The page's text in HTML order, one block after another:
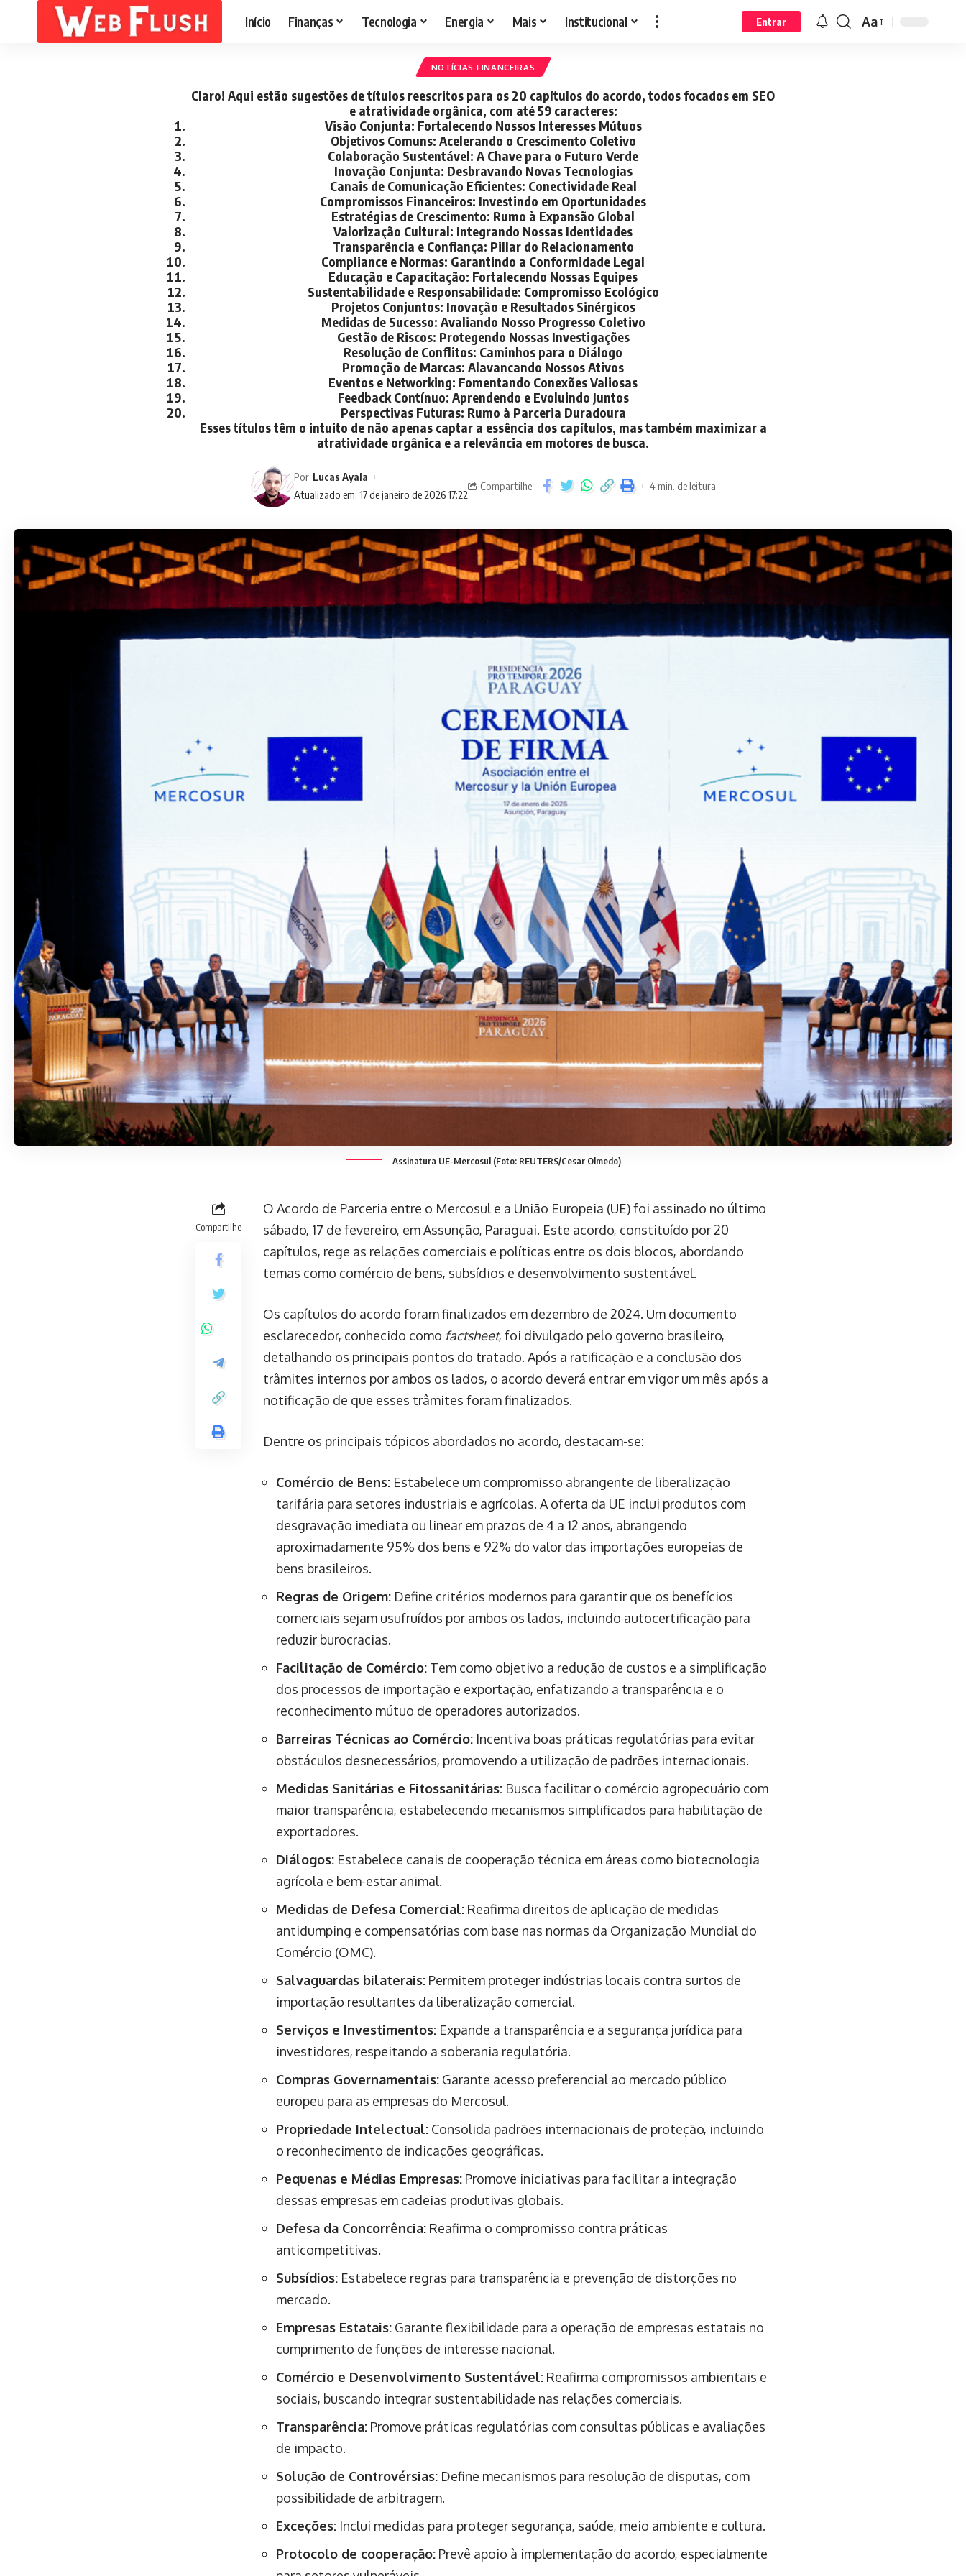
Início Finanças Tecnologia Energia Mais Institucional Entrar Aa
NOTÍCIAS FINANCEIRAS
Claro! Aqui estão sugestões de títulos reescritos para os 20 capítulos do acordo, todos focados em SEO
e atratividade orgânica, com até 59 caracteres:
Visão Conjunta: Fortalecendo Nossos Interesses Mútuos
Objetivos Comuns: Acelerando o Crescimento Coletivo
Colaboração Sustentável: A Chave para o Futuro Verde
Inovação Conjunta: Desbravando Novas Tecnologias
Canais de Comunicação Eficientes: Conectividade Real
Compromissos Financeiros: Investindo em Oportunidades
Estratégias de Crescimento: Rumo à Expansão Global
Valorização Cultural: Integrando Nossas Identidades
Transparência e Confiança: Pillar do Relacionamento
Compliance e Normas: Garantindo a Conformidade Legal
Educação e Capacitação: Fortalecendo Nossas Equipes
Sustentabilidade e Responsabilidade: Compromisso Ecológico
Projetos Conjuntos: Inovação e Resultados Sinérgicos
Medidas de Sucesso: Avaliando Nosso Progresso Coletivo
Gestão de Riscos: Protegendo Nossas Investigações
Resolução de Conflitos: Caminhos para o Diálogo
Promoção de Marcas: Alavancando Nossos Ativos
Eventos e Networking: Fomentando Conexões Valiosas
Feedback Contínuo: Aprendendo e Evoluindo Juntos
Perspectivas Futuras: Rumo à Parceria Duradoura
Esses títulos têm o intuito de não apenas captar a essência dos capítulos, mas também maximizar a
atratividade orgânica e a relevância em motores de busca.
Atualizado em: 17 de janeiro de 2026 17:22
Por Lucas Ayala
Compartilhe 4 min. de leitura
Assinatura UE-Mercosul (Foto: REUTERS/Cesar Olmedo)
Compartilhe
O Acordo de Parceria entre o Mercosul e a União Europeia (UE) foi assinado no último
sábado, 17 de fevereiro, em Assunção, Paraguai. Este acordo, constituído por 20
capítulos, rege as relações comerciais e políticas entre os dois blocos, abordando
temas como comércio de bens, subsídios e desenvolvimento sustentável.
Os capítulos do acordo foram finalizados em dezembro de 2024. Um documento
esclarecedor, conhecido como factsheet, foi divulgado pelo governo brasileiro,
detalhando os principais pontos do tratado. Após a ratificação e a conclusão dos
trâmites internos por ambos os lados, o acordo deverá entrar em vigor um mês após a
notificação de que esses trâmites foram finalizados.
Dentre os principais tópicos abordados no acordo, destacam-se:
Comércio de Bens: Estabelece um compromisso abrangente de liberalização
tarifária para setores industriais e agrícolas. A oferta da UE inclui produtos com
desgravação imediata ou linear em prazos de 4 a 12 anos, abrangendo
aproximadamente 95% dos bens e 92% do valor das importações europeias de
bens brasileiros.
Regras de Origem: Define critérios modernos para garantir que os benefícios
comerciais sejam usufruídos por ambos os lados, incluindo autocertificação para
reduzir burocracias.
Facilitação de Comércio: Tem como objetivo a redução de custos e a simplificação
dos processos de importação e exportação, enfatizando a transparência e o
reconhecimento mútuo de operadores autorizados.
Barreiras Técnicas ao Comércio: Incentiva boas práticas regulatórias para evitar
obstáculos desnecessários, promovendo a utilização de padrões internacionais.
Medidas Sanitárias e Fitossanitárias: Busca facilitar o comércio agropecuário com
maior transparência, estabelecendo mecanismos simplificados para habilitação de
exportadores.
Diálogos: Estabelece canais de cooperação técnica em áreas como biotecnologia
agrícola e bem-estar animal.
Medidas de Defesa Comercial: Reafirma direitos de aplicação de medidas
antidumping e compensatórias com base nas normas da Organização Mundial do
Comércio (OMC).
Salvaguardas bilaterais: Permitem proteger indústrias locais contra surtos de
importação resultantes da liberalização comercial.
Serviços e Investimentos: Expande a transparência e a segurança jurídica para
investidores, respeitando a soberania regulatória.
Compras Governamentais: Garante acesso preferencial ao mercado público
europeu para as empresas do Mercosul.
Propriedade Intelectual: Consolida padrões internacionais de proteção, incluindo
o reconhecimento de indicações geográficas.
Pequenas e Médias Empresas: Promove iniciativas para facilitar a integração
dessas empresas em cadeias produtivas globais.
Defesa da Concorrência: Reafirma o compromisso contra práticas
anticompetitivas.
Subsídios: Estabelece regras para transparência e prevenção de distorções no
mercado.
Empresas Estatais: Garante flexibilidade para a operação de empresas estatais no
cumprimento de funções de interesse nacional.
Comércio e Desenvolvimento Sustentável: Reafirma compromissos ambientais e
sociais, buscando integrar sustentabilidade nas relações comerciais.
Transparência: Promove práticas regulatórias com consultas públicas e avaliações
de impacto.
Solução de Controvérsias: Define mecanismos para resolução de disputas, com
possibilidade de arbitragem.
Exceções: Inclui medidas para proteger segurança, saúde, meio ambiente e cultura.
Protocolo de cooperação: Prevê apoio à implementação do acordo, especialmente